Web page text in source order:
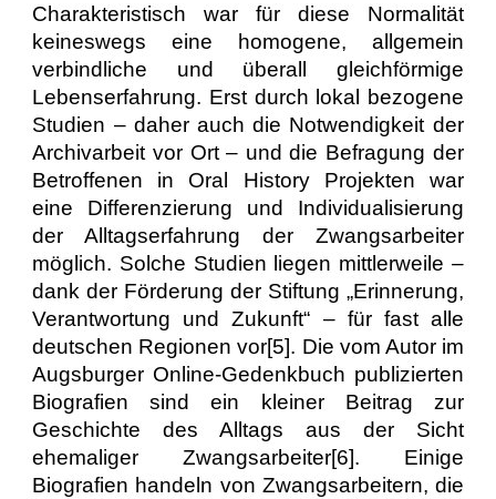
Charakteristisch war für diese Normalität
keineswegs eine homogene, allgemein
verbindliche und überall gleichförmige
Lebenserfahrung. Erst durch lokal bezogene
Studien – daher auch die Notwendigkeit der
Archivarbeit vor Ort – und die Befragung der
Betroffenen in Oral History Projekten war
eine Differenzierung und Individualisierung
der Alltagserfahrung der Zwangsarbeiter
möglich. Solche Studien liegen mittlerweile –
dank der Förderung der Stiftung „Erinnerung,
Verantwortung und Zukunft“ – für fast alle
deutschen Regionen vor[5]. Die vom Autor im
Augsburger Online-Gedenkbuch publizierten
Biografien sind ein kleiner Beitrag zur
Geschichte des Alltags aus der Sicht
ehemaliger Zwangsarbeiter[6]. Einige
Biografien handeln von Zwangsarbeitern, die